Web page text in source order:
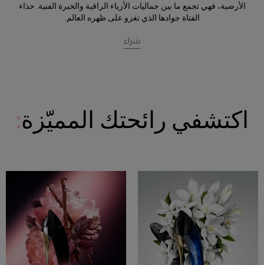
الأرضية، فهي تجمع ما بين جماليات الأزياء الراقية والخبرة الفنية. حذاء
الفتاة جوادها الذي تغزو على ظهره العالم.
شراء
اكتشفي رائحتك المميّزة: